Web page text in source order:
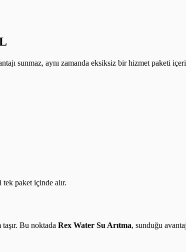
sunmaz, aynı zamanda eksiksiz bir hizmet paketi
paket içinde alır.
Bu noktada Rex Water Su Arıtma, sunduğu